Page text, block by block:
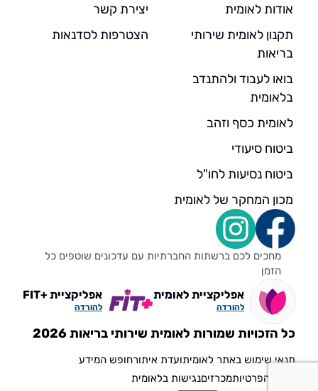
אודות לאומית
תקנון לאומית שירותי
בריאות
בואו לעבוד ולהתנדב
בלאומית
לאומית כסף וזהב
ביטוח סיעודי
ביטוח נסיעות לחו"ל
מכון המחקר של לאומית
יצירת קשר
הצטרפות לסדנאות
מחכים לכם ברשתות החברתיות עם עדכונים שוטפים כל
הזמן
אפליקציית לאומית
להורדה
אפליקציית +FIT
להורדה
כל הזכויות שמורות לאומית שירותי בריאות 2026
תנאי שימוש באתר לאומיתועדת איתורחופש המידע
הגנת הפרטיותמכרזיםנגישות בלאומית